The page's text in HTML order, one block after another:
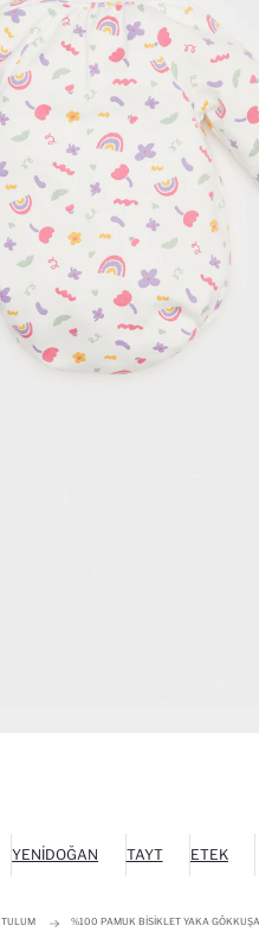
YENIDOĞAN TAYT ETEK
TULUM %100 PAMUK BISIKLET YAKA